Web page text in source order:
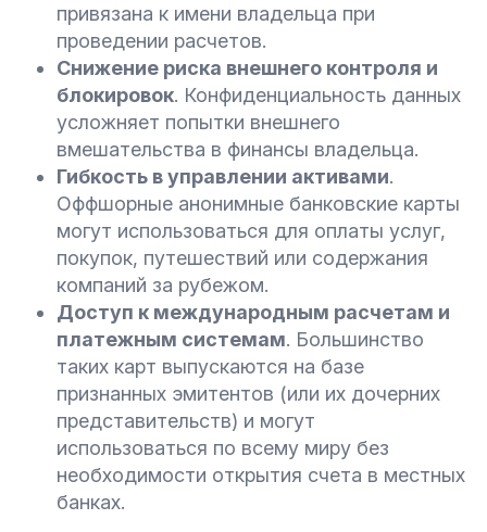
привязана к имени владельца при
проведении расчетов.
Снижение риска внешнего контроля и
блокировок. Конфиденциальность данных
усложняет попытки внешнего
вмешательства в финансы владельца.
Гибкость в управлении активами.
Оффшорные анонимные банковские карты
могут использоваться для оплаты услуг,
покупок, путешествий или содержания
компаний за рубежом.
Доступ к международным расчетам и
платежным системам. Большинство
таких карт выпускаются на базе
признанных эмитентов (или их дочерних
представительств) и могут
использоваться по всему миру без
необходимости открытия счета в местных
банках.